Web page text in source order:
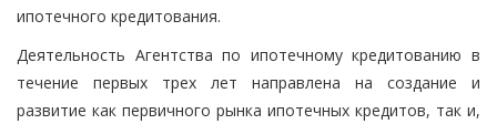
ипотечного кредитования.
Деятельность Агентства по ипотечному кредитованию в
течение первых трех лет направлена на создание и
развитие как первичного рынка ипотечных кредитов, так и,